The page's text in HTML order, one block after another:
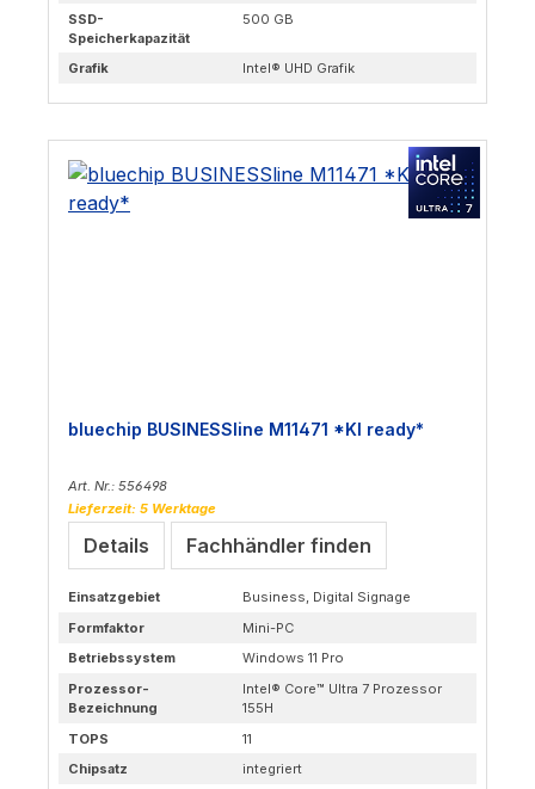
SSD-
Speicherkapazität
500 GB
Grafik Intel® UHD Grafik
bluechip BUSINESSline M11471 *KI ready*
Art. Nr.: 556498
Lieferzeit: 5 Werktage
Details Fachhändler finden
Einsatzgebiet
Business, Digital Signage
Formfaktor
Mini-PC
Betriebssystem
Windows 11 Pro
Prozessor-
Bezeichnung
Intel® Core™ Ultra 7 Prozessor
155H
TOPS
11
Chipsatz
integriert